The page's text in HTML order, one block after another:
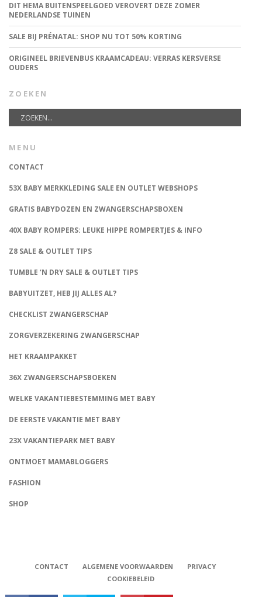
DIT HEMA BUITENSPEELGOED VEROVERT DEZE ZOMER
NEDERLANDSE TUINEN
SALE BIJ PRÉNATAL: SHOP NU TOT 50% KORTING
ORIGINEEL BRIEVENBUS KRAAMCADEAU: VERRAS KERSVERSE
OUDERS
ZOEKEN
MENU
CONTACT
53X BABY MERKKLEDING SALE EN OUTLET WEBSHOPS
GRATIS BABYDOZEN EN ZWANGERSCHAPSBOXEN
40X BABY ROMPERS: LEUKE HIPPE ROMPERTJES & INFO
Z8 SALE & OUTLET TIPS
TUMBLE ‘N DRY SALE & OUTLET TIPS
BABYUITZET, HEB JIJ ALLES AL?
CHECKLIST ZWANGERSCHAP
ZORGVERZEKERING ZWANGERSCHAP
HET KRAAMPAKKET
36X ZWANGERSCHAPSBOEKEN
WELKE VAKANTIEBESTEMMING MET BABY
DE EERSTE VAKANTIE MET BABY
23X VAKANTIEPARK MET BABY
ONTMOET MAMABLOGGERS
FASHION
SHOP
CONTACT ALGEMENE VOORWAARDEN
PRIVACY
COOKIEBELEID